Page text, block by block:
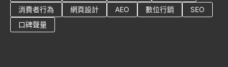
消費者行為
網頁設計 AEO 數位行銷
SEO
口碑聲量